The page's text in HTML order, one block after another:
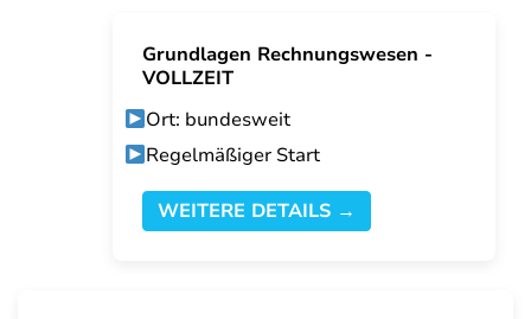
Grundlagen Rechnungswesen -
VOLLZEIT
Ort: bundesweit
Regelmäßiger Start
WEITERE DETAILS →